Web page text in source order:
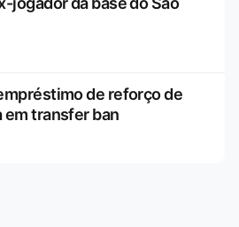
de reforço de
em transfer ban